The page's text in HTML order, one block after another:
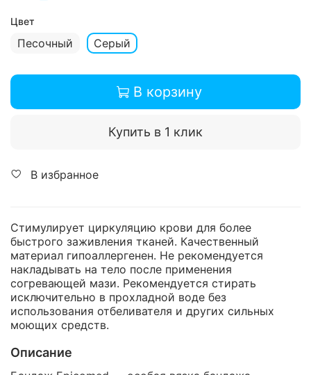
Цвет
Песочный Серый
В корзину
Купить в 1 клик
В избранное
Стимулирует циркуляцию крови для более
быстрого заживления тканей. Качественный
материал гипоаллергенен. Не рекомендуется
накладывать на тело после применения
согревающей мази. Рекомендуется стирать
исключительно в прохладной воде без
использования отбеливателя и других сильных
моющих средств.
Описание